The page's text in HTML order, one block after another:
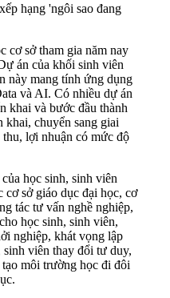
hạng 'ngôi sao đang
cơ sở tham gia năm nay
án của khối sinh viên
này mang tính ứng dụng
và AI. Có nhiều dự án
khai và bước đầu thành
khai, chuyển sang giai
thu, lợi nhuận có mức độ
học sinh, sinh viên
cơ sở giáo dục đại học, cơ
tác tư vấn nghề nghiệp,
học sinh, sinh viên,
nghiệp, khát vọng lập
viên thay đổi tư duy,
môi trường học đi đôi